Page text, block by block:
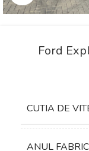
Ford
СUTIA DE
ANUL